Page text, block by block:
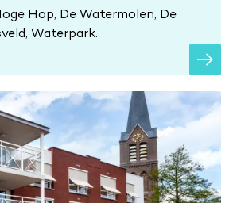
Hop, De Watermolen, De
Waterpark.